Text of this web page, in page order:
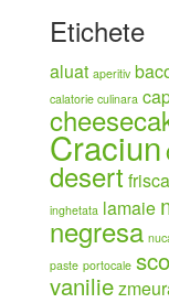
Etichete
aluat aperitiv
calatorie culinara
Craciun
desert frisca
inghetata lamaie
negresa
paste portocale
vanilie